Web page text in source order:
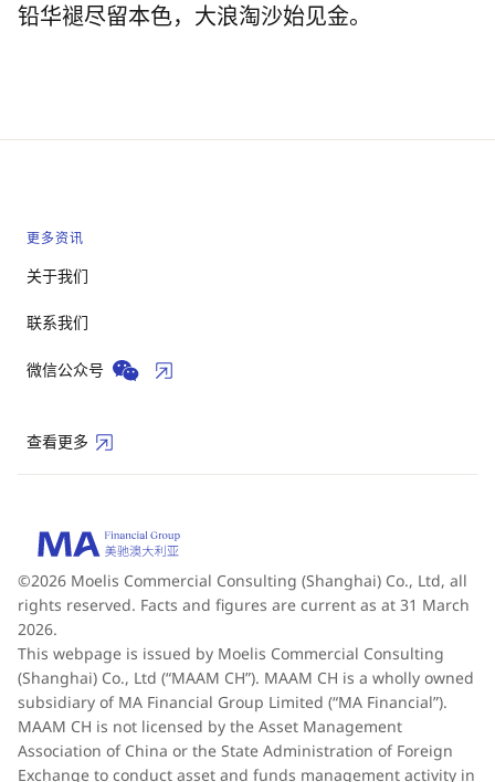
铅华褪尽留本色，大浪淘沙始见金。
更多资讯
关于我们
联系我们
微信公众号
查看更多
©2026 Moelis Commercial Consulting (Shanghai) Co., Ltd, all
rights reserved. Facts and figures are current as at 31 March
2026.
This webpage is issued by Moelis Commercial Consulting
(Shanghai) Co., Ltd (“MAAM CH”). MAAM CH is a wholly owned
subsidiary of MA Financial Group Limited (“MA Financial”).
MAAM CH is not licensed by the Asset Management
Association of China or the State Administration of Foreign
Exchange to conduct asset and funds management activity in